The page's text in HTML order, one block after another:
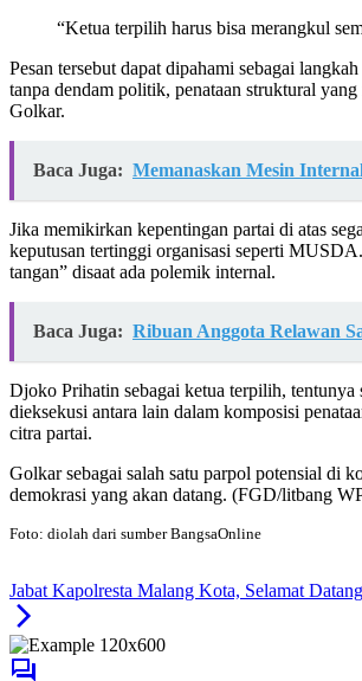
“Ketua terpilih harus bisa merangkul
Pesan tersebut dapat dipahami sebagai
tanpa dendam politik, penataan struktural
Golkar.
Baca Juga: Memanaskan Mesin
Jika memikirkan kepentingan partai di atas
keputusan tertinggi organisasi seperti
tangan” disaat ada polemik internal.
Baca Juga: Ribuan Anggota Relawan
Djoko Prihatin sebagai ketua terpilih, tentunya
dieksekusi antara lain dalam komposisi
citra partai.
Golkar sebagai salah satu parpol potensial di
demokrasi yang akan datang. (FGD/litbang
Foto: diolah dari sumber BangsaOnline
Jabat Kapolresta Malang Kota, Selamat